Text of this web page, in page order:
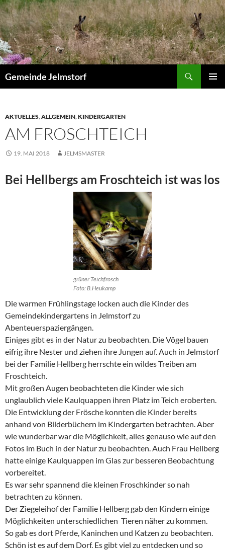
Zum
Inhalt
springen
Gemeinde Jelmstorf
AKTUELLES,ALLGEMEIN,KINDERGARTEN
AM FROSCHTEICH
19. MAI 2018 JELMSMASTER
Bei Hellbergs am Froschteich ist was los
grüner Teichfrosch
Foto: B.Heukamp
Die warmen Frühlingstage locken auch die Kinder des
Gemeindekindergartens in Jelmstorf zu
Abenteuerspaziergängen.
Einiges gibt es in der Natur zu beobachten. Die Vögel bauen
eifrig ihre Nester und ziehen ihre Jungen auf. Auch in Jelmstorf
bei der Familie Hellberg herrschte ein wildes Treiben am
Froschteich.
Mit großen Augen beobachteten die Kinder wie sich
unglaublich viele Kaulquappen ihren Platz im Teich eroberten.
Die Entwicklung der Frösche konnten die Kinder bereits
anhand von Bilderbüchern im Kindergarten betrachten. Aber
wie wunderbar war die Möglichkeit, alles genauso wie auf den
Fotos im Buch in der Natur zu beobachten. Auch Frau Hellberg
hatte einige Kaulquappen im Glas zur besseren Beobachtung
vorbereitet.
Es war sehr spannend die kleinen Froschkinder so nah
betrachten zu können.
Der Ziegeleihof der Familie Hellberg gab den Kindern einige
Möglichkeiten unterschiedlichen Tieren näher zu kommen.
So gab es dort Pferde, Kaninchen und Katzen zu beobachten.
Schön ist es auf dem Dorf. Es gibt viel zu entdecken und so